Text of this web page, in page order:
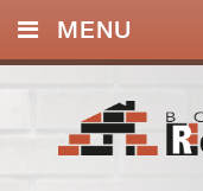
MENU
NIEUWS